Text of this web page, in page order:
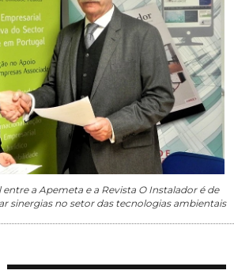
a Apemeta e a Revista O Instalador é de
sinergias no setor das tecnologias ambientais